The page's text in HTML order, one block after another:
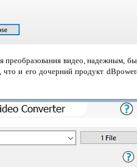
видео, надежным,
и его дочерний продукт